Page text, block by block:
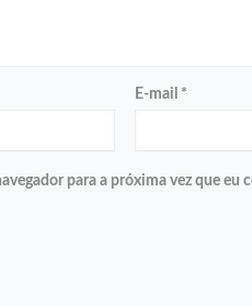
E-mail *
para a próxima vez que eu